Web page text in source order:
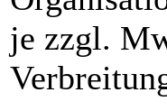
je zzgl.